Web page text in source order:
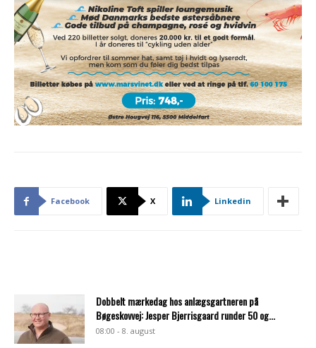
Facebook X Linkedin
Dobbelt mærkedag hos anlægsgartneren på
Bøgeskovvej: Jesper Bjerrisgaard runder 50 og...
08:00 - 8. august